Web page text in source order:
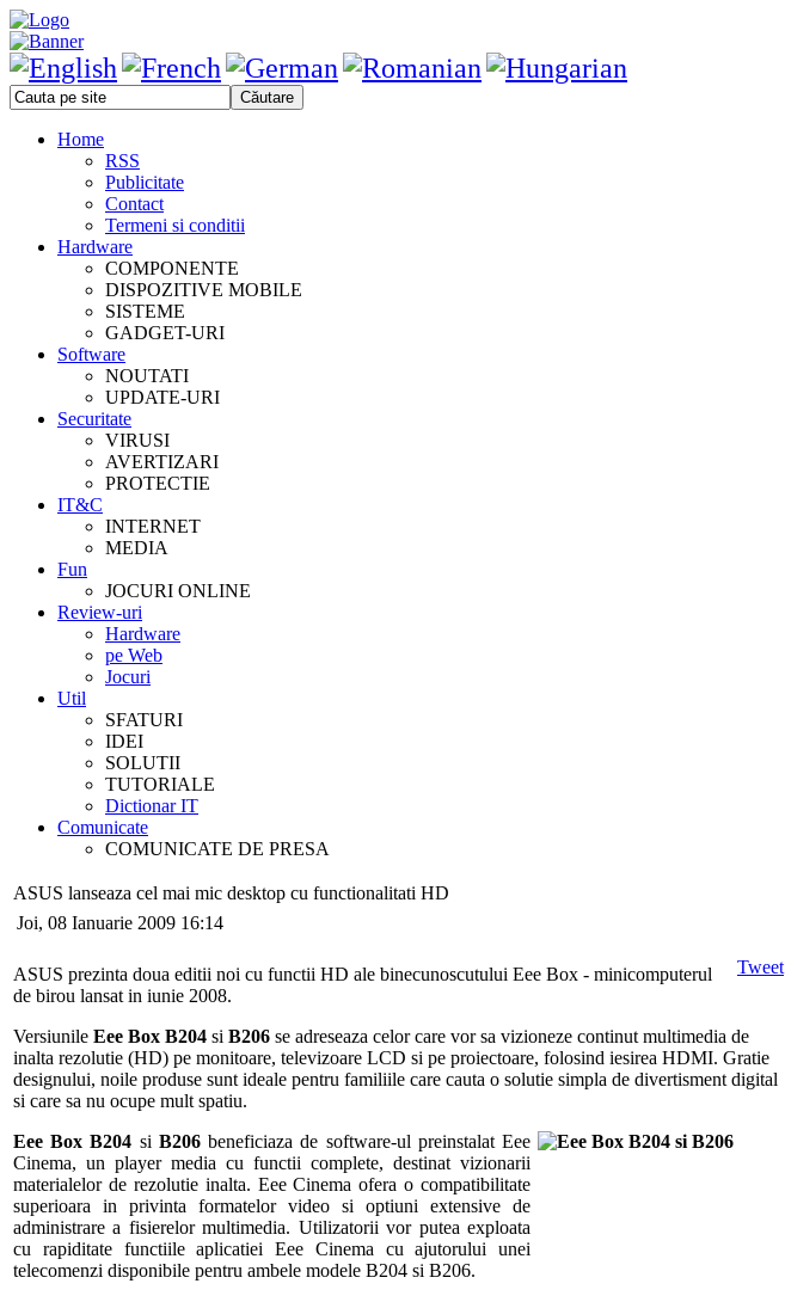
Home
RSS
Publicitate
Contact
Termeni si conditii
Hardware
COMPONENTE
DISPOZITIVE MOBILE
SISTEME
GADGET-URI
Software
NOUTATI
UPDATE-URI
Securitate
VIRUSI
AVERTIZARI
PROTECTIE
IT&C
INTERNET
MEDIA
Fun
JOCURI ONLINE
Review-uri
Hardware
pe Web
Jocuri
Util
SFATURI
IDEI
SOLUTII
TUTORIALE
Dictionar IT
Comunicate
COMUNICATE DE PRESA
ASUS lanseaza cel mai mic desktop cu functionalitati HD
Joi, 08 Ianuarie 2009 16:14
Tweet
ASUS prezinta doua editii noi cu functii HD ale binecunoscutului Eee Box - minicomputerul
de birou lansat in iunie 2008.
Versiunile Eee Box B204 si B206 se adreseaza celor care vor sa vizioneze continut multimedia de
inalta rezolutie (HD) pe monitoare, televizoare LCD si pe proiectoare, folosind iesirea HDMI. Gratie
designului, noile produse sunt ideale pentru familiile care cauta o solutie simpla de divertisment digital
si care sa nu ocupe mult spatiu.
Eee Box B204 si B206beneficiaza de software-ul preinstalat Eee
Cinema, un player media cu functii complete, destinat vizionarii
materialelor de rezolutie inalta. Eee Cinema ofera o compatibilitate
superioara in privinta formatelor video si optiuni extensive de
administrare a fisierelor multimedia. Utilizatorii vor putea exploata
cu rapiditate functiile aplicatiei Eee Cinema cu ajutorului unei
telecomenzi disponibile pentru ambele modele B204 si B206.